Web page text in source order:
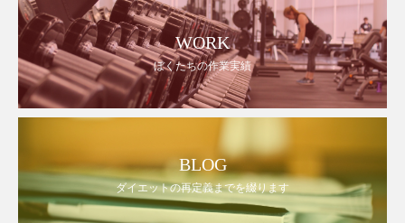
WORK
ぼくたちの作業実績
BLOG
ダイエットの再定義までを綴ります